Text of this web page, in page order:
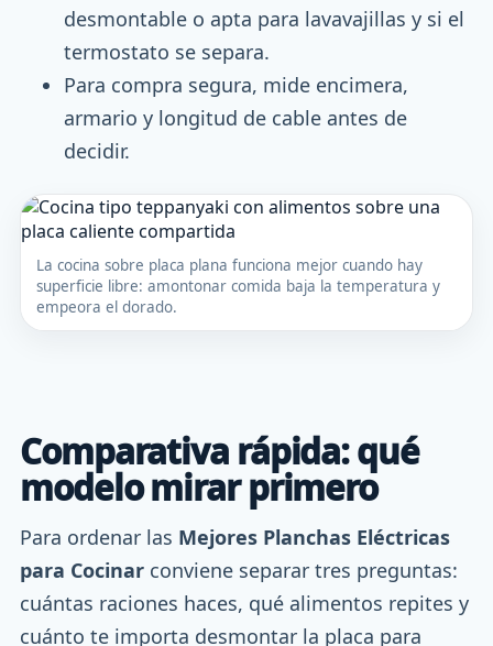
desmontable o apta para lavavajillas y si el
termostato se separa.
Para compra segura, mide encimera,
armario y longitud de cable antes de
decidir.
La cocina sobre placa plana funciona mejor cuando hay
superficie libre: amontonar comida baja la temperatura y
empeora el dorado.
Comparativa rápida: qué
modelo mirar primero
Para ordenar las Mejores Planchas Eléctricas
para Cocinar conviene separar tres preguntas:
cuántas raciones haces, qué alimentos repites y
cuánto te importa desmontar la placa para